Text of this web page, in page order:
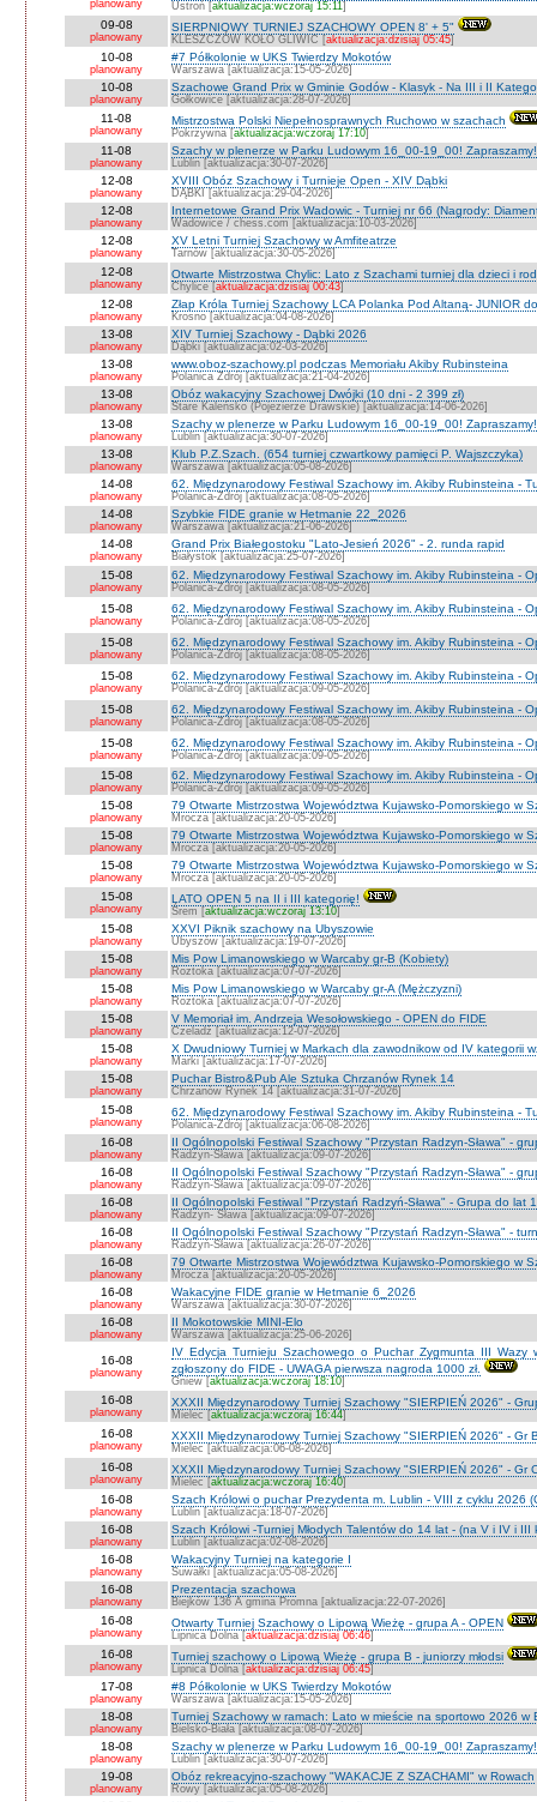
planowany Ustroń [aktualizacja:wczoraj 15:11]
09-08
planowany
SIERPNIOWY TURNIEJ SZACHOWY OPEN 8' + 5"
KLESZCZÓW KOŁO GLIWIC [aktualizacja:dzisiaj 05:45]
10-08
planowany
#7 Półkolonie w UKS Twierdzy Mokotów
Warszawa [aktualizacja:15-05-2026]
10-08
planowany
Szachowe Grand Prix w Gminie Godów - Klasyk - Na III i II
Gołkowice [aktualizacja:28-07-2026]
11-08
planowany
Mistrzostwa Polski Niepełnosprawnych Ruchowo w szachach
Pokrzywna [aktualizacja:wczoraj 17:10]
11-08
planowany
Szachy w plenerze w Parku Ludowym 16_00-19_00! Zapraszamy!
Lublin [aktualizacja:30-07-2026]
12-08
planowany
XVIII Obóz Szachowy i Turnieje Open - XIV Dąbki
DĄBKI [aktualizacja:29-04-2026]
12-08
planowany
Internetowe Grand Prix Wadowic - Turniej nr 66 (Nagrody:
Wadowice / chess.com [aktualizacja:10-03-2026]
12-08
planowany
XV Letni Turniej Szachowy w Amfiteatrze
Tarnów [aktualizacja:30-05-2026]
12-08
planowany
Otwarte Mistrzostwa Chylic: Lato z Szachami turniej dla dzieci i
Chylice [aktualizacja:dzisiaj 00:43]
12-08
planowany
Złap Króla Turniej Szachowy LCA Polanka Pod Altaną- JUNIOR
Krosno [aktualizacja:04-08-2026]
13-08
planowany
XIV Turniej Szachowy - Dąbki 2026
Dąbki [aktualizacja:02-03-2026]
13-08
planowany
www.oboz-szachowy.pl podczas Memoriału Akiby Rubinsteina
Polanica Zdrój [aktualizacja:21-04-2026]
13-08
planowany
Obóz wakacyjny Szachowej Dwójki (10 dni - 2 399 zł)
Stare Kaleńsko (Pojezierze Drawskie) [aktualizacja:14-06-2026]
13-08
planowany
Szachy w plenerze w Parku Ludowym 16_00-19_00! Zapraszamy!
Lublin [aktualizacja:30-07-2026]
13-08
planowany
Klub P.Z.Szach. (654 turniej czwartkowy pamięci P. Wajszczyka)
Warszawa [aktualizacja:05-08-2026]
14-08
planowany
62. Międzynarodowy Festiwal Szachowy im. Akiby Rubinsteina -
Polanica-Zdrój [aktualizacja:08-05-2026]
14-08
planowany
Szybkie FIDE granie w Hetmanie 22_2026
Warszawa [aktualizacja:21-06-2026]
14-08
planowany
Grand Prix Białegostoku "Lato-Jesień 2026" - 2. runda rapid
Białystok [aktualizacja:25-07-2026]
15-08
planowany
62. Międzynarodowy Festiwal Szachowy im. Akiby Rubinsteina -
Polanica-Zdrój [aktualizacja:08-05-2026]
15-08
planowany
62. Międzynarodowy Festiwal Szachowy im. Akiby Rubinsteina -
Polanica-Zdrój [aktualizacja:08-05-2026]
15-08
planowany
62. Międzynarodowy Festiwal Szachowy im. Akiby Rubinsteina -
Polanica-Zdrój [aktualizacja:08-05-2026]
15-08
planowany
62. Międzynarodowy Festiwal Szachowy im. Akiby Rubinsteina -
Polanica-Zdrój [aktualizacja:09-05-2026]
15-08
planowany
62. Międzynarodowy Festiwal Szachowy im. Akiby Rubinsteina -
Polanica-Zdrój [aktualizacja:08-05-2026]
15-08
planowany
62. Międzynarodowy Festiwal Szachowy im. Akiby Rubinsteina -
Polanica-Zdrój [aktualizacja:09-05-2026]
15-08
planowany
62. Międzynarodowy Festiwal Szachowy im. Akiby Rubinsteina -
Polanica-Zdrój [aktualizacja:09-05-2026]
15-08
planowany
79 Otwarte Mistrzostwa Województwa Kujawsko-Pomorskiego w
Mrocza [aktualizacja:20-05-2026]
15-08
planowany
79 Otwarte Mistrzostwa Województwa Kujawsko-Pomorskiego w
Mrocza [aktualizacja:20-05-2026]
15-08
planowany
79 Otwarte Mistrzostwa Województwa Kujawsko-Pomorskiego w
Mrocza [aktualizacja:20-05-2026]
15-08
planowany
LATO OPEN 5 na II i III kategorię!
Śrem [aktualizacja:wczoraj 13:10]
15-08
planowany
XXVI Piknik szachowy na Ubyszowie
Ubyszów [aktualizacja:19-07-2026]
15-08
planowany
Mis Pow Limanowskiego w Warcaby gr-B (Kobiety)
Roztoka [aktualizacja:07-07-2026]
15-08
planowany
Mis Pow Limanowskiego w Warcaby gr-A (Mężczyzni)
Roztoka [aktualizacja:07-07-2026]
15-08
planowany
V Memoriał im. Andrzeja Wesołowskiego - OPEN do FIDE
Czeladź [aktualizacja:12-07-2026]
15-08
planowany
X Dwudniowy Turniej w Markach dla zawodnikow od IV kategorii
Marki [aktualizacja:17-07-2026]
15-08
planowany
Puchar Bistro&Pub Ale Sztuka Chrzanów Rynek 14
Chrzanów Rynek 14 [aktualizacja:31-07-2026]
15-08
planowany
62. Międzynarodowy Festiwal Szachowy im. Akiby Rubinsteina -
Polanica-Zdrój [aktualizacja:06-08-2026]
16-08
planowany
II Ogólnopolski Festiwal Szachowy "Przystan Radzyn-Sława" -
Radzyn-Sława [aktualizacja:09-07-2026]
16-08
planowany
II Ogólnopolski Festiwal Szachowy "Przystań Radzyn-Sława" -
Radzyn-Sława [aktualizacja:09-07-2026]
16-08
planowany
II Ogólnopolski Festiwal "Przystań Radzyń-Sława" - Grupa do lat
Radzyn- Sława [aktualizacja:09-07-2026]
16-08
planowany
II Ogólnopolski Festiwal Szachowy "Przystań Radzyn-Sława" -
Radzyń-Sława [aktualizacja:26-07-2026]
16-08
planowany
79 Otwarte Mistrzostwa Województwa Kujawsko-Pomorskiego w
Mrocza [aktualizacja:20-05-2026]
16-08
planowany
Wakacyjne FIDE granie w Hetmanie 6_2026
Warszawa [aktualizacja:30-07-2026]
16-08
planowany
II Mokotowskie MINI-Elo
Warszawa [aktualizacja:25-06-2026]
16-08
planowany
IV Edycja Turnieju Szachowego o Puchar Zygmunta III Wazy
zgłoszony do FIDE - UWAGA pierwsza nagroda 1000 zł.
Gniew [aktualizacja:wczoraj 18:10]
16-08
planowany
XXXII Międzynarodowy Turniej Szachowy "SIERPIEŃ 2026" -
Mielec [aktualizacja:wczoraj 16:44]
16-08
planowany
XXXII Międzynarodowy Turniej Szachowy "SIERPIEŃ 2026" - Gr
Mielec [aktualizacja:06-08-2026]
16-08
planowany
XXXII Międzynarodowy Turniej Szachowy "SIERPIEŃ 2026" - Gr
Mielec [aktualizacja:wczoraj 16:40]
16-08
planowany
Szach Królowi o puchar Prezydenta m. Lublin - VIII z cyklu 2026
Lublin [aktualizacja:18-07-2026]
16-08
planowany
Szach Królowi -Turniej Młodych Talentów do 14 lat - (na V i IV i III
Lublin [aktualizacja:02-08-2026]
16-08
planowany
Wakacyjny Turniej na kategorie I
Suwałki [aktualizacja:05-08-2026]
16-08
planowany
Prezentacja szachowa
Biejków 136 A gmina Promna [aktualizacja:22-07-2026]
16-08
planowany
Otwarty Turniej Szachowy o Lipową Wieżę - grupa A - OPEN
Lipnica Dolna [aktualizacja:dzisiaj 06:46]
16-08
planowany
Turniej szachowy o Lipową Wieżę - grupa B - juniorzy młodsi
Lipnica Dolna [aktualizacja:dzisiaj 06:45]
17-08
planowany
#8 Półkolonie w UKS Twierdzy Mokotów
Warszawa [aktualizacja:15-05-2026]
18-08
planowany
Turniej Szachowy w ramach: Lato w mieście na sportowo 2026 w
Bielsko-Biała [aktualizacja:08-07-2026]
18-08
planowany
Szachy w plenerze w Parku Ludowym 16_00-19_00! Zapraszamy!
Lublin [aktualizacja:30-07-2026]
19-08
planowany
Obóz rekreacyjno-szachowy "WAKACJE Z SZACHAMI" w Rowach
Rowy [aktualizacja:05-08-2026]